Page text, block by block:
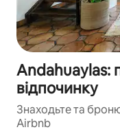
Andahuaylas:
відпочинку
Знаходьте та
Airbnb